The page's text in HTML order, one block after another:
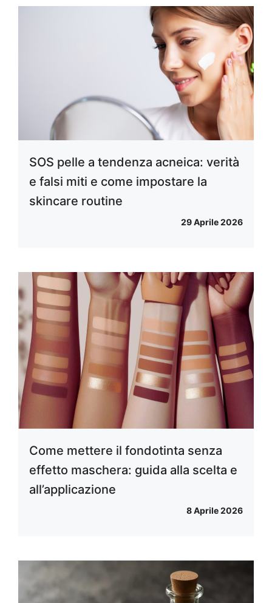
SOS pelle a tendenza acneica: verità
e falsi miti e come impostare la
skincare routine
29 Aprile 2026
Come mettere il fondotinta senza
effetto maschera: guida alla scelta e
all’applicazione
8 Aprile 2026